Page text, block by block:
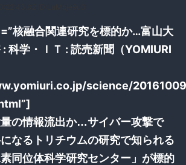
核融合関連研究を標的か…富山大
科学・ＩＴ : 読売新聞（YOMIURI
science/
の情報流出か…サイバー攻撃で
なるトリチウムの研究で知られる
同位体科学研究センター」が標的